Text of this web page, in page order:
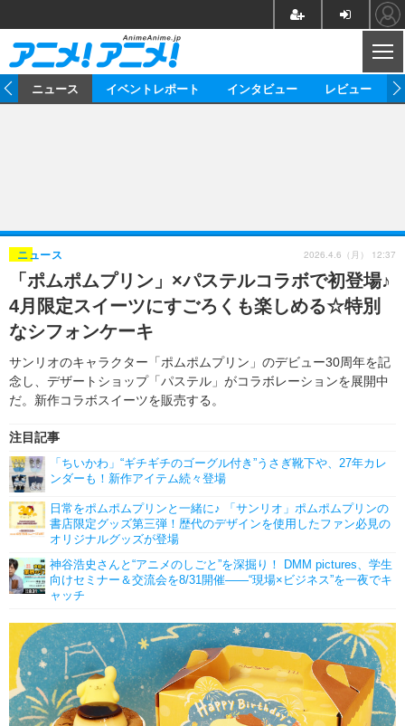
ゲーム グッズ
イベント 海外
海外イベント ビジネス
俳優・タレント アーティスト
ビジネス
アニメ 実写
書評 イベント
ゲーム 座談会
動画
アニメ
アニメ！アニメ！TV ABEMA Cafe
連載・コラム
ニュース イベントレポート インタビュー レビュー
「ポムポムプリン」×パステルコラボで初登場♪
4月限定スイーツにすごろくも楽しめる☆特別
なシフォンケーキ
サンリオのキャラクター「ポムポムプリン」のデビュー30周年を記
念し、デザートショップ「パステル」がコラボレーションを展開中
だ。新作コラボスイーツを販売する。
ニュース
注目記事
「ちいかわ」“ギチギチのゴーグル付き”うさぎ靴下や、27年カレ
ンダーも！新作アイテム続々登場
日常をポムポムプリンと一緒に♪ 「サンリオ」ポムポムプリンの
書店限定グッズ第三弾！歴代のデザインを使用したファン必見の
オリジナルグッズが登場
神谷浩史さんと“アニメのしごと”を深掘り！ DMM pictures、学生
向けセミナー＆交流会を8/31開催――“現場×ビジネス”を一夜でキ
ャッチ
2026.4.6（月） 12:37